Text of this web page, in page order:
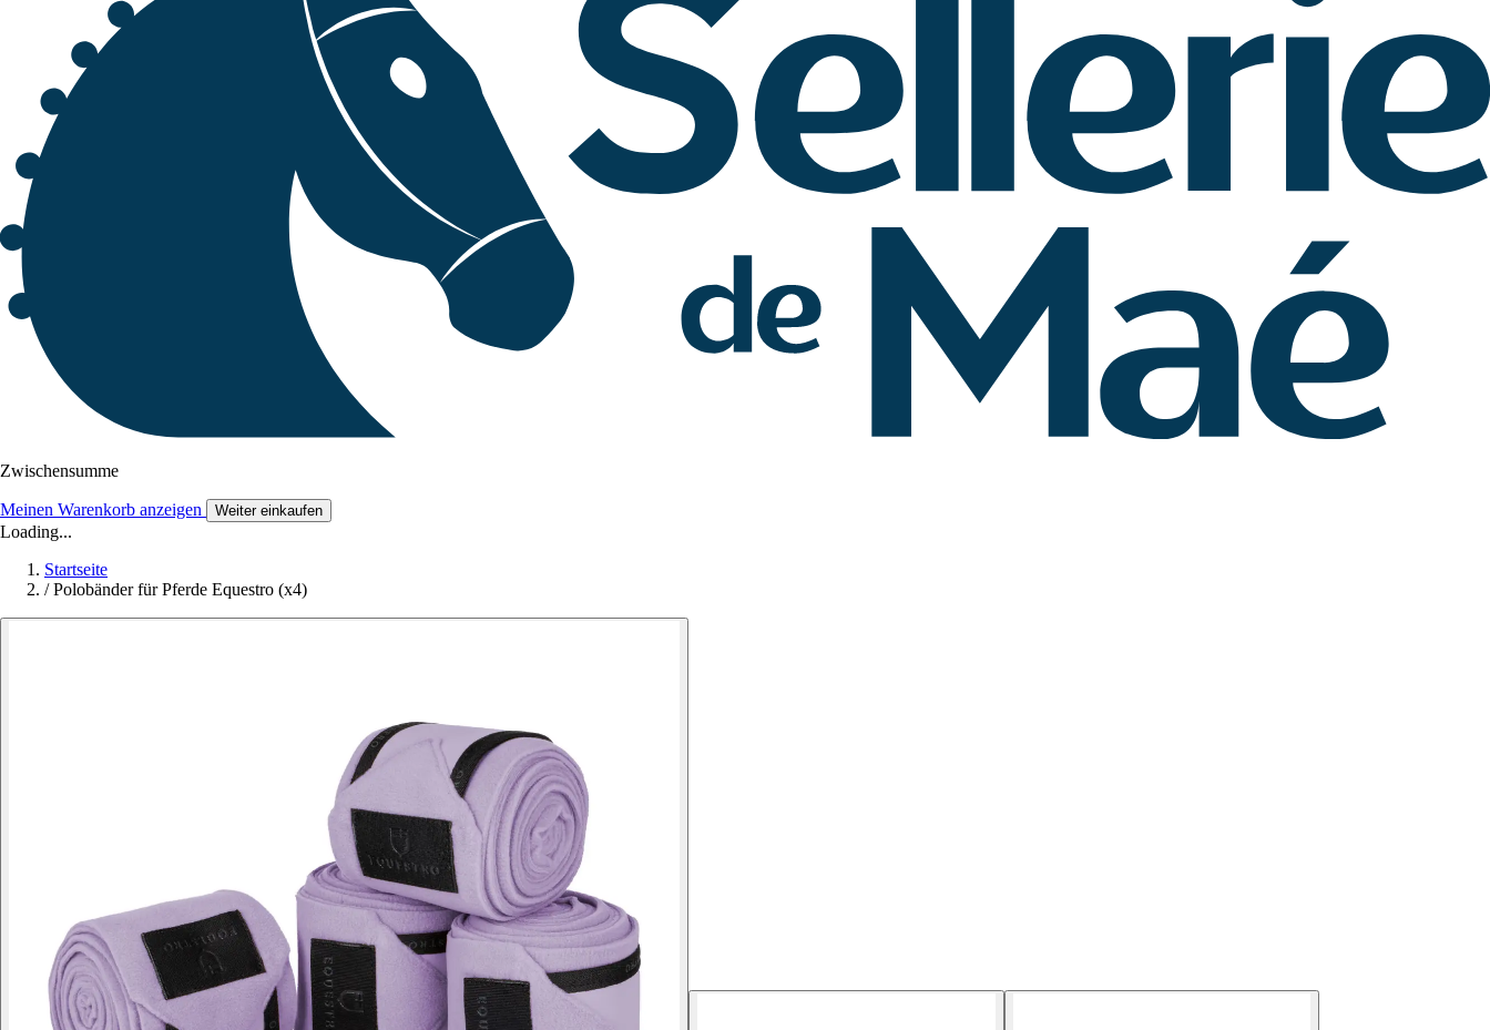
Zwischensumme
Meinen Warenkorb anzeigen Weiter einkaufen
Loading...
Startseite
/ Polobänder für Pferde Equestro (x4)